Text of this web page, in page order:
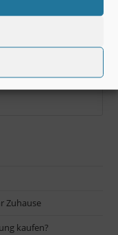
Zuhause
kaufen?